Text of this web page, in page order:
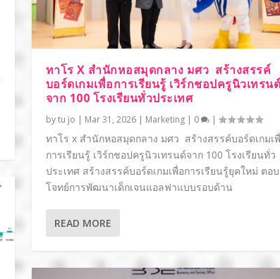
ทาโร X สำนักหอสมุดกลาง มศว สร้างสรรค์
บอร์ดเกมเพื่อการเรียนรู้ เวิร์กชอปครูนิวเทรน
จาก 100 โรงเรียนทั่วประเทศ
bytu jo | Mar 31, 2026| Marketing| 0 |
ทาโร x สำนักหอสมุดกลาง มศว สร้างสรรค์บอร์ดเกมเ
การเรียนรู้ เวิร์กชอปครูนิวเทรนด์จาก 100 โรงเรียนทั่ว
ประเทศ สร้างสรรค์บอร์ดเกมเพื่อการเรียนรู้ยุคใหม่ ตอบ
โจทย์การพัฒนาเด็กเจนแอลฟาแบบรอบด้าน
READ MORE